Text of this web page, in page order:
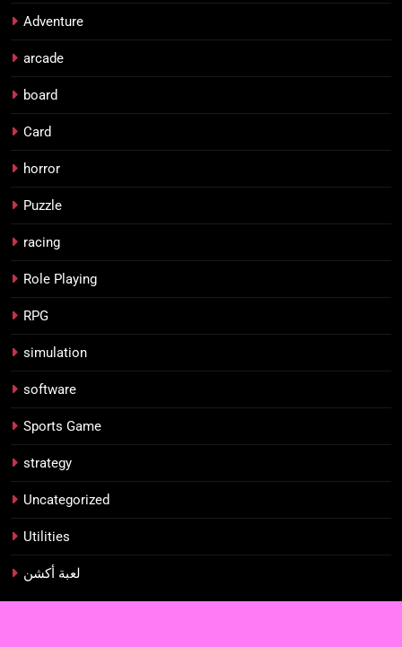
Adventure
arcade
board
Card
horror
Puzzle
racing
Role Playing
RPG
simulation
software
Sports Game
strategy
Uncategorized
Utilities
لعبة أكشن